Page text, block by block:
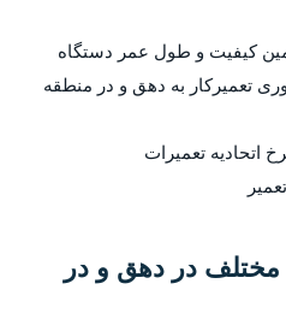
کیفیت و طول عمر دستگاه
تعمیرکار به دهق و در منطقه
اتحادیه تعمیرات
در دهق و در